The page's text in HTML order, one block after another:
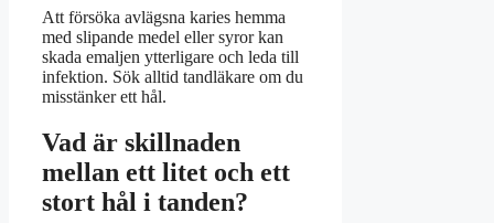
Att försöka avlägsna karies hemma
med slipande medel eller syror kan
skada emaljen ytterligare och leda till
infektion. Sök alltid tandläkare om du
misstänker ett hål.
Vad är skillnaden
mellan ett litet och ett
stort hål i tanden?